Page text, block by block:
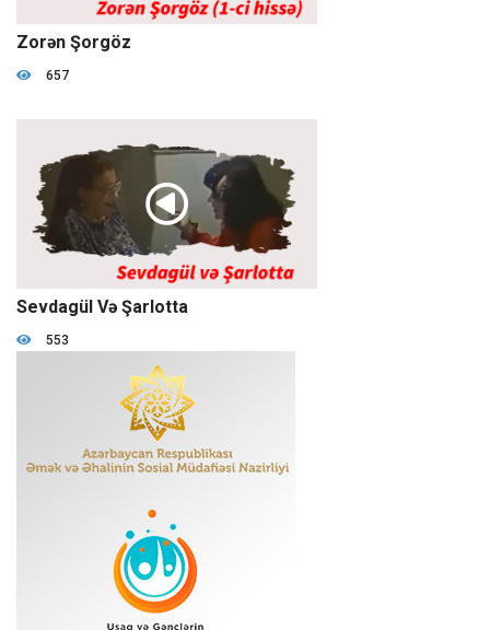
Zorən Şorgöz
657
01:00:41
Sevdagül Və Şarlotta
553